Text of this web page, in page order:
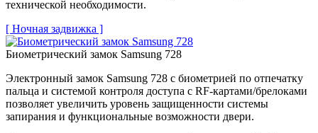
технической необходимости.
[ Ночная задвижка ]
Биометрический замок Samsung 728
Электронный замок Samsung 728 с биометрией по отпечатку
пальца и системой контроля доступа с RF-картами/брелоками
позволяет увеличить уровень защищенности системы
запирания и функциональные возможности двери.